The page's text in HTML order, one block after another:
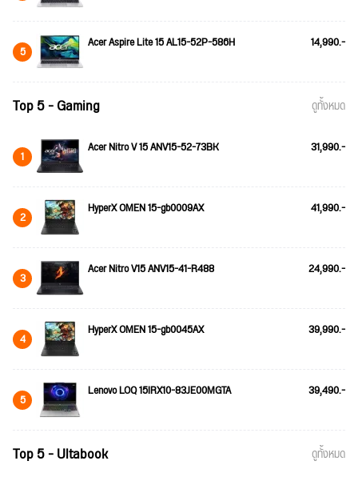
5 Acer Aspire Lite 15 AL15-52P-586H 14,990.-
Top 5 - Gaming ดูทั้งหมด
1 Acer Nitro V 15 ANV15-52-73BK 31,990.-
2 HyperX OMEN 15-gb0009AX 41,990.-
3 Acer Nitro V15 ANV15-41-R488 24,990.-
4 HyperX OMEN 15-gb0045AX 39,990.-
5 Lenovo LOQ 15IRX10-83JE00MGTA 39,490.-
Top 5 - Ultabook ดูทั้งหมด